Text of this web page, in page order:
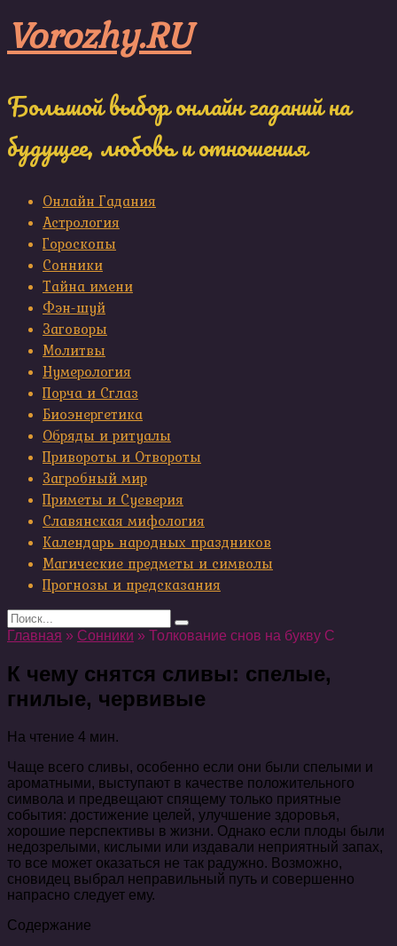
to
content
Vorozhy.RU
Большой выбор онлайн гаданий на
будущее, любовь и отношения
Онлайн Гадания
Астрология
Гороскопы
Сонники
Тайна имени
Фэн-шуй
Заговоры
Молитвы
Нумерология
Порча и Сглаз
Биоэнергетика
Обряды и ритуалы
Привороты и Отвороты
Загробный мир
Приметы и Суеверия
Славянская мифология
Календарь народных праздников
Магические предметы и символы
Прогнозы и предсказания
Search
for:
Главная » Сонники » Толкование снов на букву С
К чему снятся сливы: спелые,
гнилые, червивые
На чтение 4 мин.
Чаще всего сливы, особенно если они были спелыми и
ароматными, выступают в качестве положительного
символа и предвещают спящему только приятные
события: достижение целей, улучшение здоровья,
хорошие перспективы в жизни. Однако если плоды были
недозрелыми, кислыми или издавали неприятный запах,
то все может оказаться не так радужно. Возможно,
сновидец выбрал неправильный путь и совершенно
напрасно следует ему.
Содержание